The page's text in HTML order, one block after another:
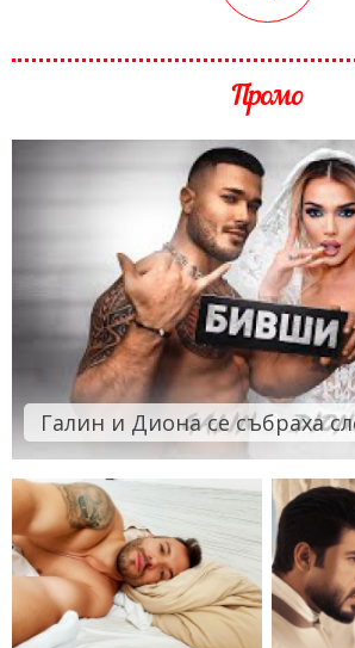
Промо
Галин и Диона се събраха